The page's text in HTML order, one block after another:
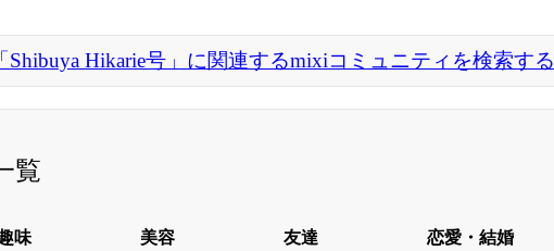
「Shibuya Hikarie号」に関連するmixiコミュニティを検索する
覧
味 美容 友達 恋愛・結婚